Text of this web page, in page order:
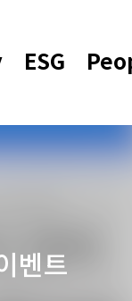
ESG
벤트